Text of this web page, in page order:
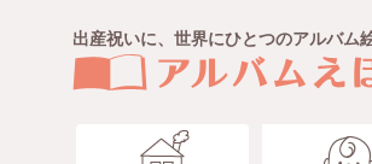
出産祝いに、世界にひとつのアルバム